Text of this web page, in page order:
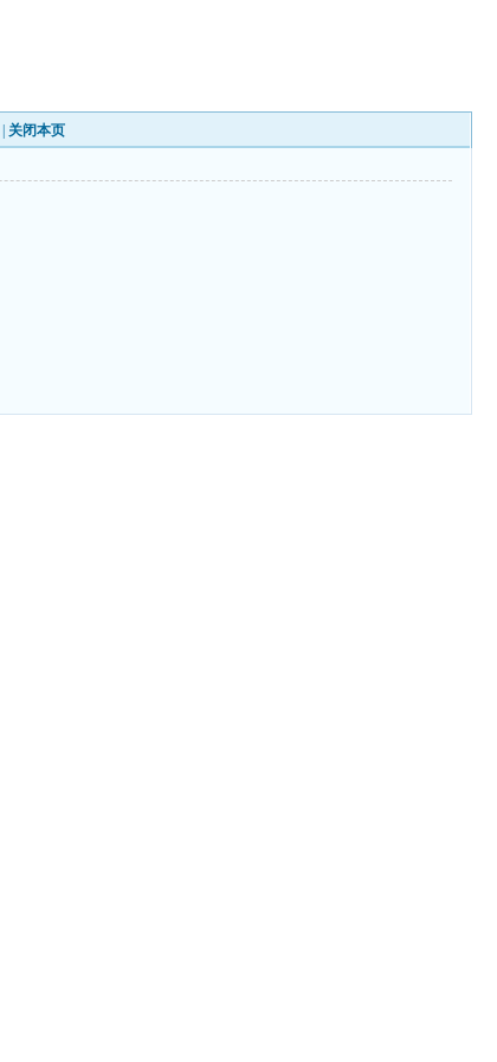
关闭本页